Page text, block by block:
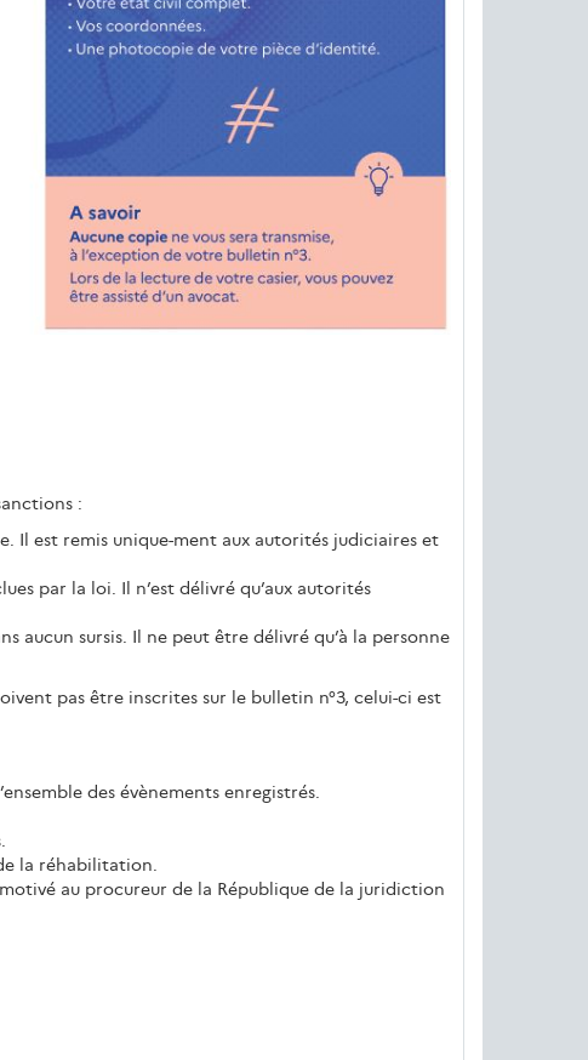
:
Il est remis unique-ment aux autorités judiciaires et
par la loi. Il n’est délivré qu’aux autorités
aucun sursis. Il ne peut être délivré qu’à la personne
pas être inscrites sur le bulletin n°3, celui-ci est
des évènements enregistrés.
la réhabilitation.
au procureur de la République de la juridiction